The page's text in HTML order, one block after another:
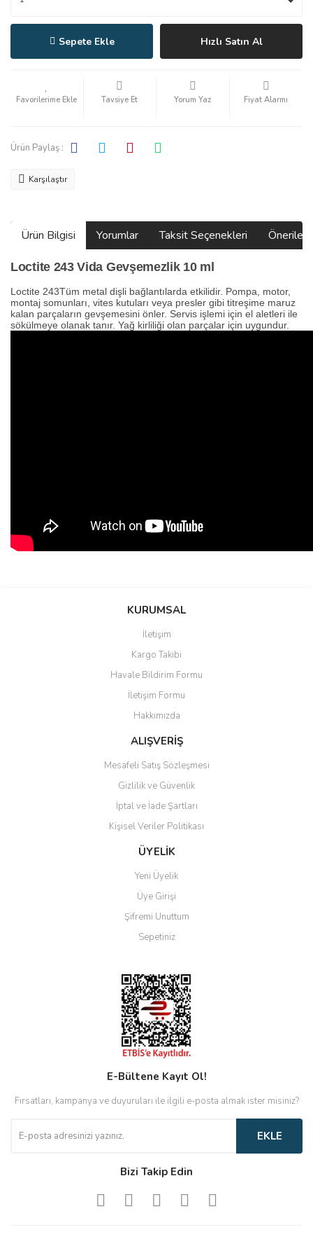
Sepete Ekle Hızlı Satın Al
Tavsiye Et Yorum Yaz Fiyat Alarmı
Ürün Paylaş :
Karşılaştır
Ürün Bilgisi Yorumlar Taksit Seçenekleri
Loctite 243 Vida Gevşemezlik 10 ml
Loctite 243Tüm metal dişli bağlantılarda etkilidir. Pompa, motor,
montaj somunları, vites kutuları veya presler gibi titreşime maruz
kalan parçaların gevşemesini önler. Servis işlemi için el aletleri ile
sökülmeye olanak tanır. Yağ kirliliği olan parçalar için uygundur.
Bu ürüne ilk yorumu siz yapın!
Ürün resmi kalitesiz, bozuk veya görüntülenemiyor.
Ürün açıklamasında eksik bilgiler bulunuyor.
Ürün bilgilerinde hatalar bulunuyor.
Ürün fiyatı diğer sitelerden daha pahalı.
Bu ürüne benzer farklı alternatifler olmalı.
Gönder
KURUMSAL
İletişim
Kargo Takibi
Havale Bildirim Formu
İletişim Formu
Hakkımızda
ALIŞVERİŞ
Mesafeli Satış Sözleşmesi
Gizlilik ve Güvenlik
İptal ve İade Şartları
Kişisel Veriler Politikası
ÜYELİK
Yeni Üyelik
Üye Girişi
Şifremi Unuttum
Sepetiniz
E-Bültene Kayıt Ol!
Fırsatları, kampanya ve duyuruları ile ilgili e-posta almak ister misiniz?
EKLE
Bizi Takip Edin